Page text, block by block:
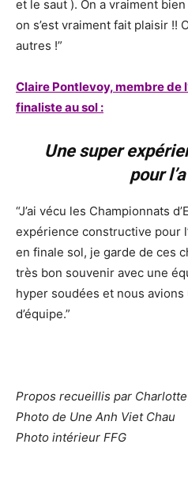
et le saut ). On a vraiment
on s’est vraiment fait plaisir !!
autres !”
Claire Pontlevoy, membre de
finaliste au sol :
Une super
pour
“J’ai vécu les Championnats
expérience constructive pour
en finale sol, je garde de ces
très bon souvenir avec une
hyper soudées et nous
d’équipe.”
Propos recueillis par
Photo de Une Anh Viet Chau
Photo intérieur FFG